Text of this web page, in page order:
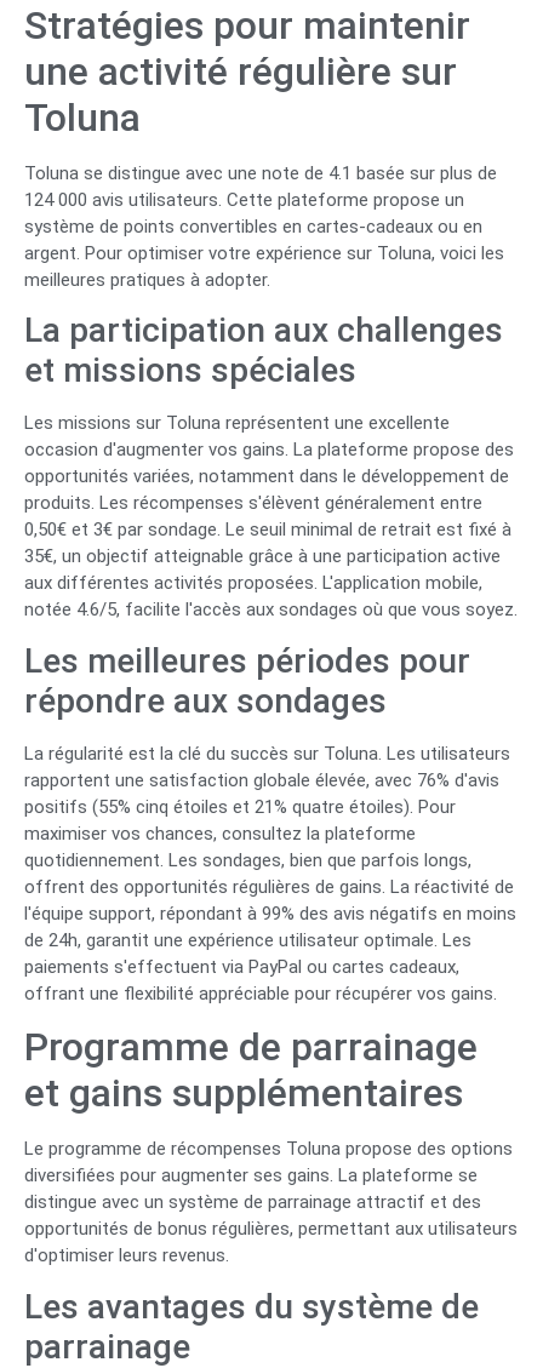
Stratégies pour maintenir
une activité régulière sur
Toluna
Toluna se distingue avec une note de 4.1 basée sur plus de
124 000 avis utilisateurs. Cette plateforme propose un
système de points convertibles en cartes-cadeaux ou en
argent. Pour optimiser votre expérience sur Toluna, voici les
meilleures pratiques à adopter.
La participation aux challenges
et missions spéciales
Les missions sur Toluna représentent une excellente
occasion d'augmenter vos gains. La plateforme propose des
opportunités variées, notamment dans le développement de
produits. Les récompenses s'élèvent généralement entre
0,50€ et 3€ par sondage. Le seuil minimal de retrait est fixé à
35€, un objectif atteignable grâce à une participation active
aux différentes activités proposées. L'application mobile,
notée 4.6/5, facilite l'accès aux sondages où que vous soyez.
Les meilleures périodes pour
répondre aux sondages
La régularité est la clé du succès sur Toluna. Les utilisateurs
rapportent une satisfaction globale élevée, avec 76% d'avis
positifs (55% cinq étoiles et 21% quatre étoiles). Pour
maximiser vos chances, consultez la plateforme
quotidiennement. Les sondages, bien que parfois longs,
offrent des opportunités régulières de gains. La réactivité de
l'équipe support, répondant à 99% des avis négatifs en moins
de 24h, garantit une expérience utilisateur optimale. Les
paiements s'effectuent via PayPal ou cartes cadeaux,
offrant une flexibilité appréciable pour récupérer vos gains.
Programme de parrainage
et gains supplémentaires
Le programme de récompenses Toluna propose des options
diversifiées pour augmenter ses gains. La plateforme se
distingue avec un système de parrainage attractif et des
opportunités de bonus régulières, permettant aux utilisateurs
d'optimiser leurs revenus.
Les avantages du système de
parrainage